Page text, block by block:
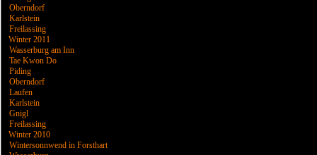
Oberndorf
Karlstein
Freilassing
Winter 2011
Wasserburg am Inn
Tae Kwon Do
Piding
Oberndorf
Laufen
Karlstein
Gnigl
Freilassing
Winter 2010
Wintersonnwend in Forsthart